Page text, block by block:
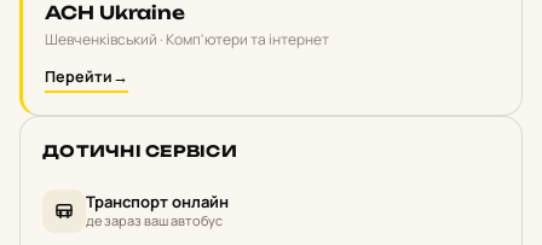
ACH Ukraine
Шевченківський · Комп'ютери та інтернет
Перейти→
ДОТИЧНІ СЕРВІСИ
Транспорт онлайн
де зараз ваш автобус